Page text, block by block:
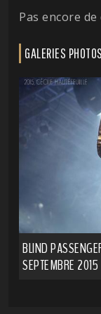
Pas encore
GALERIES PHOTOS
BLIND
SEPTEMBRE 2015